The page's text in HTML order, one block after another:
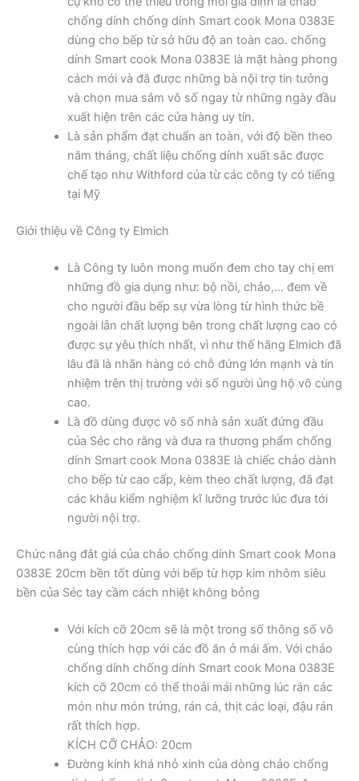
chống dính chống dính Smart cook Mona 0383E
dùng cho bếp từ sở hữu độ an toàn cao. chống
dính Smart cook Mona 0383E là mặt hàng phong
cách mới và đã được những bà nội trợ tin tưởng
và chọn mua sắm vô số ngay từ những ngày đầu
xuất hiện trên các cửa hàng uy tín.
Là sản phẩm đạt chuẩn an toàn, với độ bền theo
năm tháng, chất liệu chống dính xuất sắc được
chế tạo như Withford của từ các công ty có tiếng
tại Mỹ
Giới thiệu về Công ty Elmich
Là Công ty luôn mong muốn đem cho tay chị em
những đồ gia dụng như: bộ nồi, chảo,… đem về
cho người đầu bếp sự vừa lòng từ hình thức bề
ngoài lẫn chất lượng bên trong chất lượng cao có
được sự yêu thích nhất, vì như thế hãng Elmich đã
lâu đã là nhãn hàng có chỗ đứng lớn mạnh và tín
nhiệm trên thị trường với số người ủng hộ vô cùng
cao.
Là đồ dùng được vô số nhà sản xuất đứng đầu
của Séc cho rằng và đưa ra thương phẩm chống
dính Smart cook Mona 0383E là chiếc chảo dành
cho bếp từ cao cấp, kèm theo chất lượng, đã đạt
các khâu kiểm nghiệm kĩ lưỡng trước lúc đưa tới
người nội trợ.
Chức năng đắt giá của chảo chống dính Smart cook Mona
0383E 20cm bền tốt dùng với bếp từ hợp kim nhôm siêu
bền của Séc tay cầm cách nhiệt không bỏng
Với kích cỡ 20cm sẽ là một trong số thông số vô
cùng thích hợp với các đồ ăn ở mái ấm. Với chảo
chống dính chống dính Smart cook Mona 0383E
kích cỡ 20cm có thể thoải mái những lúc rán các
món như món trứng, rán cá, thịt các loại, đậu rán
rất thích hợp.
KÍCH CỠ CHẢO: 20cm
Đường kính khá nhỏ xinh của dòng chảo chống